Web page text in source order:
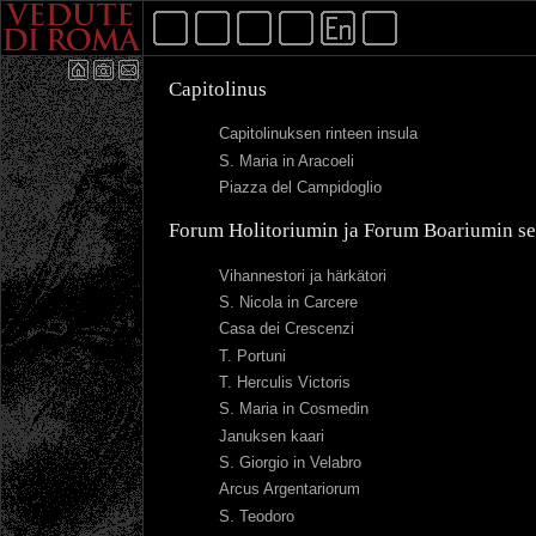
Capitolinus
Capitolinuksen rinteen insula
S. Maria in Aracoeli
Piazza del Campidoglio
Forum Holitoriumin ja Forum Boariumin
Vihannestori ja härkätori
S. Nicola in Carcere
Casa dei Crescenzi
T. Portuni
T. Herculis Victoris
S. Maria in Cosmedin
Januksen kaari
S. Giorgio in Velabro
Arcus Argentariorum
S. Teodoro